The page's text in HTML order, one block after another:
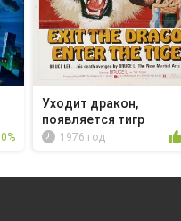
0%
Уходит дракон,
появляется тигр
1976 год